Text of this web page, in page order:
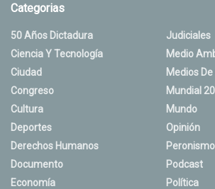
Categorias
50 Años Dictadura
Ciencia Y Tecnología
Ciudad
Congreso
Cultura
Deportes
Derechos Humanos
Documento
Economía
Judiciales
Medio
Medios
Mundial
Mundo
Opinión
Podcast
Política